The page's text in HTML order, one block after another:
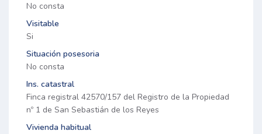
No consta
Visitable
Si
Situación posesoria
No consta
Ins. catastral
Finca registral 42570/157 del Registro de la Propiedad
nº 1 de San Sebastián de los Reyes
Vivienda habitual